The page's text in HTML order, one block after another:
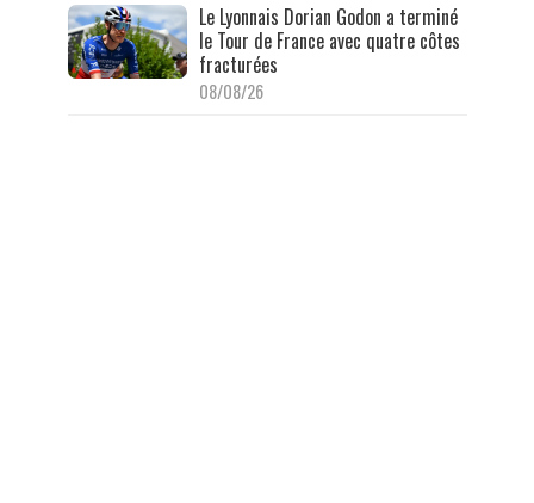
Le Lyonnais Dorian Godon a terminé
le Tour de France avec quatre côtes
fracturées
08/08/26